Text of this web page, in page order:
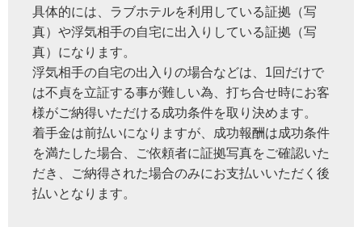
具体的には、ラブホテルを利用している証拠（写
真）や浮気相手の自宅に出入りしている証拠（写
真）になります。
浮気相手の自宅の出入りの場合などは、1回だけで
は不貞を立証する事が難しい為、打ち合せ時にお客
様がご納得いただける成功条件を取り決めます。
着手金は前払いになりますが、成功報酬は成功条件
を満たした場合、ご依頼者に証拠写真をご確認いた
だき、ご納得された場合のみにお支払いいただく後
払いとなります。